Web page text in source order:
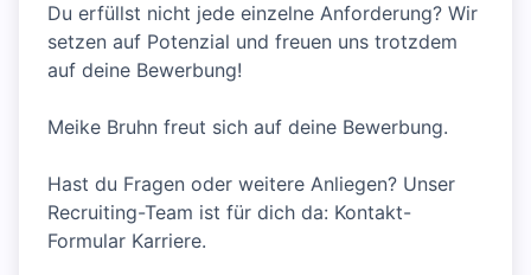
Du erfüllst nicht jede einzelne Anforderung? Wir
setzen auf Potenzial und freuen uns trotzdem
auf deine Bewerbung!
Meike Bruhn freut sich auf deine Bewerbung.
Hast du Fragen oder weitere Anliegen? Unser
Recruiting-Team ist für dich da: Kontakt-
Formular Karriere.